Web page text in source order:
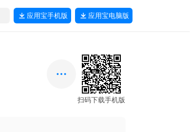
应用宝手机版 应用宝电脑版
扫码下载手机版